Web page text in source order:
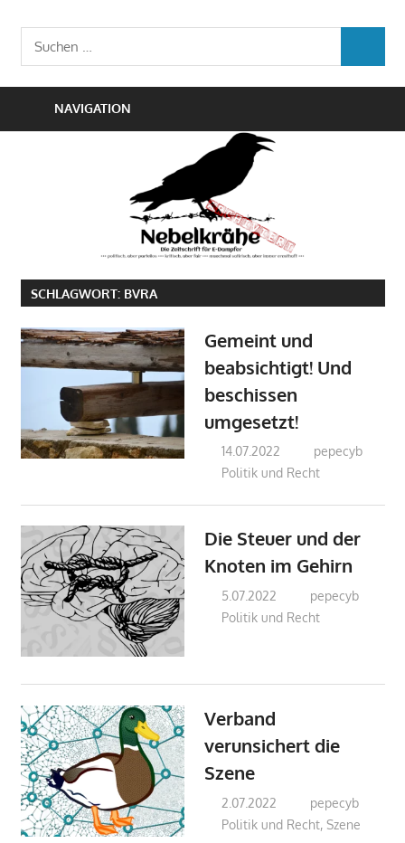
Inhalt
springen
Die
Zeitschrift
Suchen
nach:
NAVIGATION
SCHLAGWORT: BVRA
Gemeint und
beabsichtigt! Und
beschissen
umgesetzt!
14.07.2022
pepecyb
Politik und Recht
Die Steuer und der
Knoten im Gehirn
5.07.2022
pepecyb
Politik und Recht
Verband
verunsichert die
Szene
2.07.2022
pepecyb
Politik und Recht,Szene